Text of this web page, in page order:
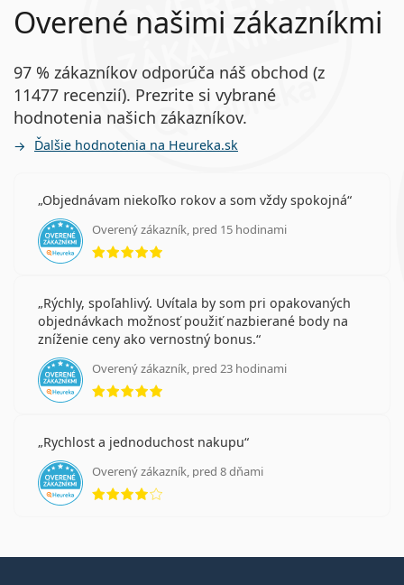
Overené našimi zákazníkmi
97 % zákazníkov odporúča náš obchod (z
11477 recenzií). Prezrite si vybrané
hodnotenia našich zákazníkov.
Ďalšie hodnotenia na Heureka.sk
Objednávam niekoľko rokov a som vždy spokojná
Overený zákazník, pred 15 hodinami
hodnotenie 5 z 5
Rýchly, spoľahlivý. Uvítala by som pri opakovaných
objednávkach možnosť použiť nazbierané body na
zníženie ceny ako vernostný bonus.
Overený zákazník, pred 23 hodinami
hodnotenie 5 z 5
Rychlost a jednoduchost nakupu
Overený zákazník, pred 8 dňami
hodnotenie 4 z 5